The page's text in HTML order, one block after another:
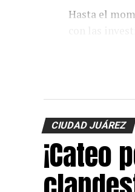
Hasta el
CIUDAD JUÁREZ
¡Cateo